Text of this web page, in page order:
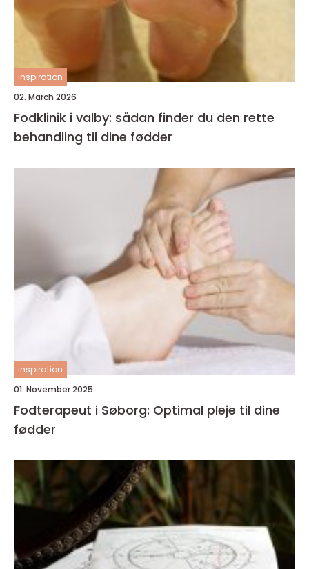
inspiration
02. March 2026
Fodklinik i valby: sådan finder du den rette
behandling til dine fødder
inspiration
01. November 2025
Fodterapeut i Søborg: Optimal pleje til dine
fødder